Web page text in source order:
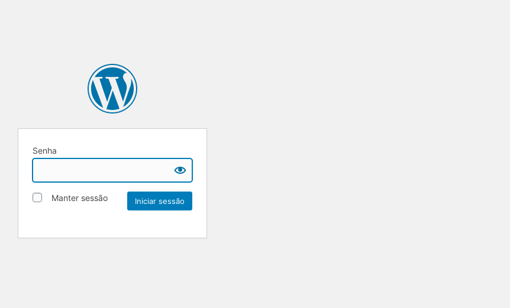
Senha
Manter sessão